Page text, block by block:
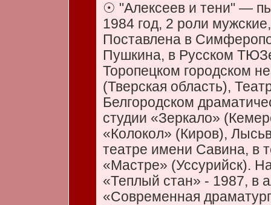
☉ "Алексеев и тени" —
1984 год, 2 роли
Поставлена в
Пушкина, в Русском
Торопецком городском
(Тверская область),
Белгородском
студии «Зеркало»
«Колокол» (Киров),
театре имени Савина, в
«Мастре» (Уссурийск).
«Теплый стан» - 1987, в
«Современная